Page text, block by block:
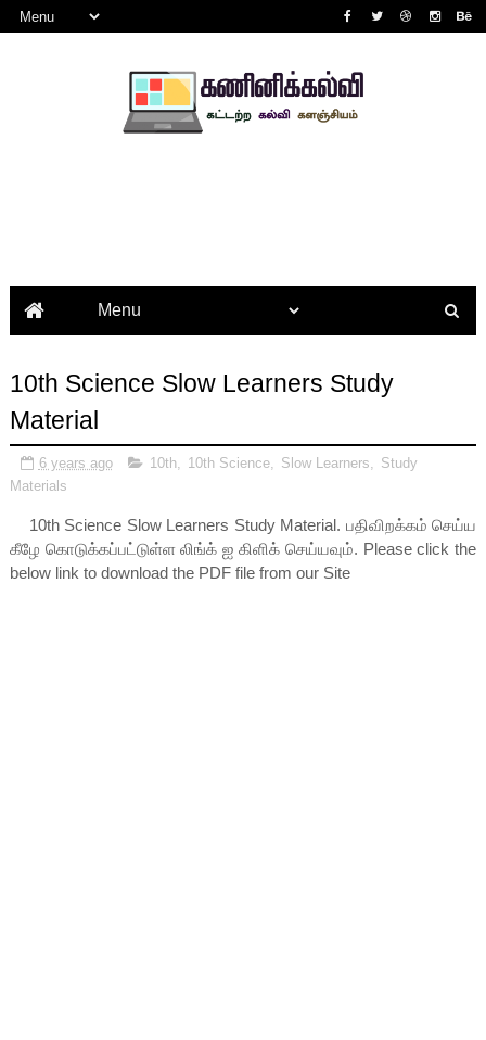
10th Science Slow Learners Study
Material
6 years ago 10th, 10th Science, Slow Learners
Study
Materials
10th Science Slow Learners Study Material. பதிவிறக்கம் செய்ய
கீழே கொடுக்கப்பட்டுள்ள லிங்க் ஐ கிளிக் செய்யவும். Please click the
below link to download the PDF file from our Site